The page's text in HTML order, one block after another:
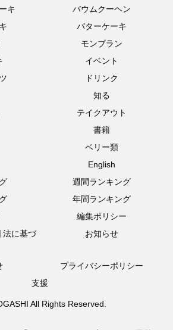
キ
バウムクーヘン
バターケーキ
モンブラン
イベント
ドリンク
知る
テイクアウト
書籍
ベリー類
English
週間ランキング
年間ランキング
編集ポリシー
法に基づ
お知らせ
プライバシーポリシー
支援
All Rights Reserved.